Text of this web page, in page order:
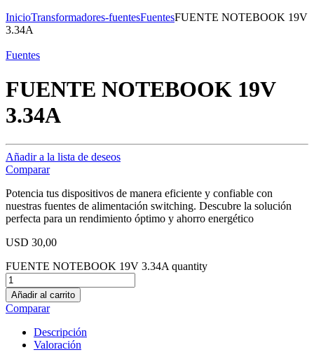
InicioTransformadores-fuentesFuentesFUENTE NOTEBOOK 19V
3.34A
Fuentes
FUENTE NOTEBOOK 19V
3.34A
Añadir a la lista de deseos
Comparar
Potencia tus dispositivos de manera eficiente y confiable con
nuestras fuentes de alimentación switching. Descubre la solución
perfecta para un rendimiento óptimo y ahorro energético
USD 30,00
FUENTE NOTEBOOK 19V 3.34A quantity
Añadir al carrito
Comparar
Descripción
Valoración